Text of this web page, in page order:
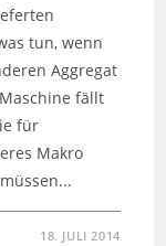
tun, wenn
Aggregat
fällt
für
Makro
18. JULI 2014